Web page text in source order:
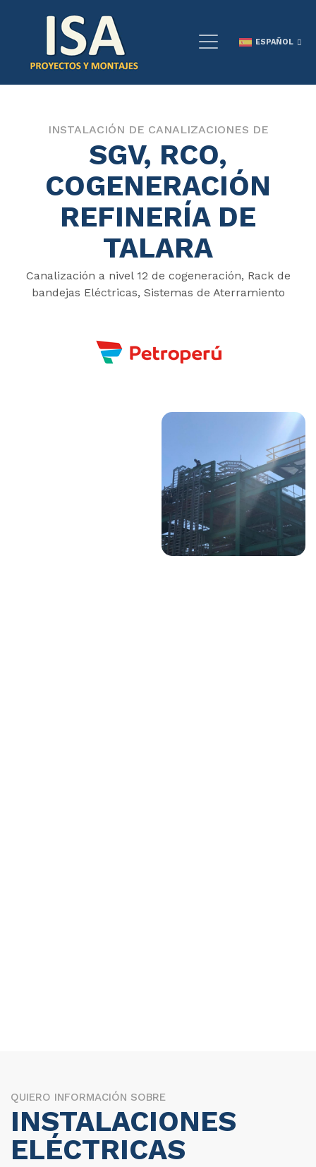
ESPAÑOL
INSTALACIÓN DE CANALIZACIONES DE
SGV, RCO,
COGENERACIÓN
REFINERÍA DE
TALARA
Canalización a nivel 12 de cogeneración, Rack de
bandejas Eléctricas, Sistemas de Aterramiento
QUIERO INFORMACIÓN SOBRE
INSTALACIONES
ELÉCTRICAS